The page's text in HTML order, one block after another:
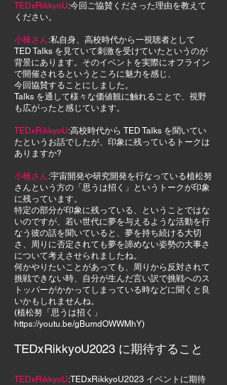
TEDxRikkyoU:今回ご協賛くださった理由を教えて
ください。
小橋さん:私自身、高校時代から一視聴者として
TED Talks を見ていて刺激を受けていたというのが
背景にあります。そのイベントを実際にオフライン
で開催されるというところに魅力を感じ、
今回協賛することにしました。
Talks を通して様々な価値観に触れることで、視野
も広がったと感じています。
TEDxRikkyoU:高校時代から TED Talks を聞いてい
たというお話でしたが、 印象に残っている トークは
ありますか?
小橋さん:宇宙開発や研究開発を行なっている植松努
さんという方の「思うは招く」というトークが印象
に残っています。
特定の部分が印象に残っている、ということではな
いのですが、若い世代に夢を与えるような活動を行
なう彼の話を聞いていると、夢を持ち続ける大切
さ、周りに否定されても夢を諦めない姿勢の大事さ
について考えさせられましたね。
何かやりたいことがあっても、周りから反対されて
挑戦できない時、自分が生んだ言い訳で挑戦へのス
トッパーがかかってしまっている時などに聞くと良
いかもしれませんね。
(植松努「思うは招く」
https://youtu.be/gBumdOWWMhY)
TEDxRikkyoU2023 に期待すること
TEDxRikkyoU:TEDxRikkyoU2023 イベントに期待